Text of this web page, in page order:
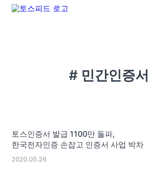
# 민간인증서
토스인증서 발급 1100만 돌파,
한국전자인증 손잡고 인증서 사업 박차
2020.05.26